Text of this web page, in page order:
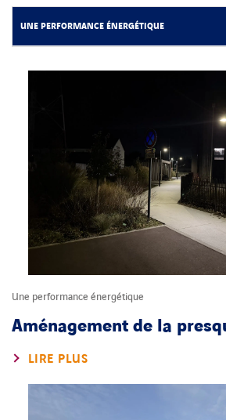
UNE PERFORMANCE ÉNERGÉTIQUE
Une performance énergétique
Aménagement de la
LIRE PLUS